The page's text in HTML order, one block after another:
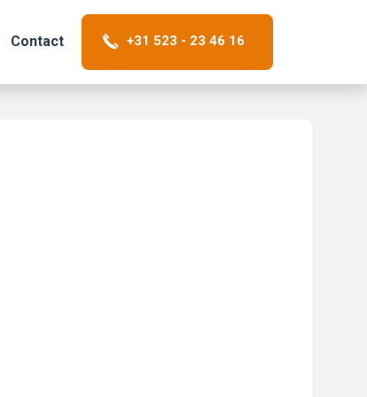
Contact +31 523 - 23 46 16